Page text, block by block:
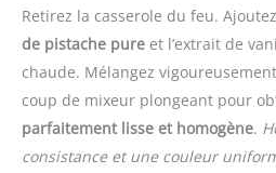
Retirez la casserole du feu.
de pistache pure et l’extrait de
chaude. Mélangez
coup de mixeur plongeant pour
parfaitement lisse et homogène.
consistance et une couleur